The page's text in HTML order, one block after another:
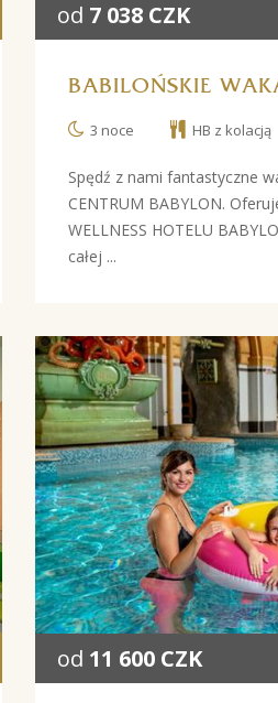
od 7 038 CZK
BABILOŃSKIE
3 noce HB z kolacją
Spędź z nami fantastyczne
CENTRUM BABYLON.
WELLNESS HOTELU
całej ...
od 11 600 CZK